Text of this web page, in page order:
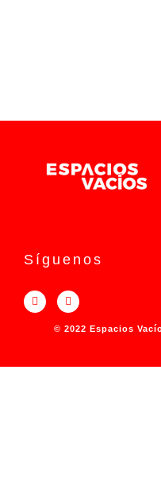
Síguenos
© 2022 Espacios